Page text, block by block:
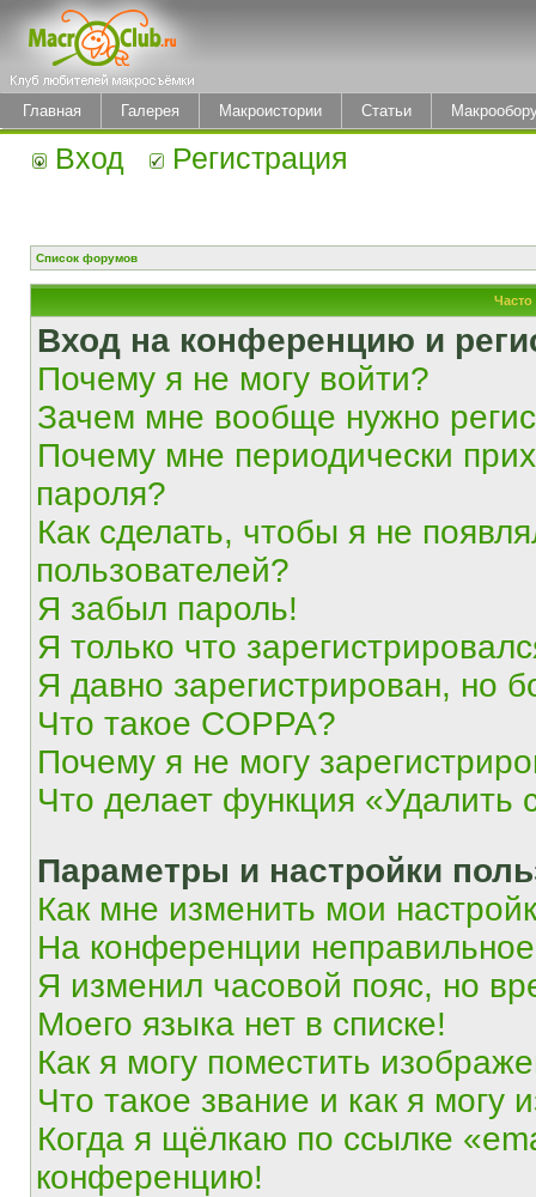
Главная Галерея Макроистории Статьи
Вход Регистрация
Список форумов
Вход на конференцию и
Почему я не могу войти?
Зачем мне вообще нужно
Почему мне периодически
пароля?
Как сделать, чтобы я не
пользователей?
Я забыл пароль!
Я только что
Я давно зарегистрирован, но
Что такое COPPA?
Почему я не могу
Что делает функция «Удалить
Параметры и настройки
Как мне изменить мои
На конференции
Я изменил часовой пояс, но
Моего языка нет в списке!
Как я могу поместить
Что такое звание и как я могу
Когда я щёлкаю по ссылке
конференцию!